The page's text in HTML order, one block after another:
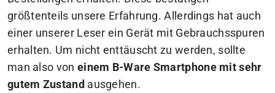
größtenteils unsere Erfahrung. Allerdings hat auch
einer unserer Leser ein Gerät mit Gebrauchsspuren
erhalten. Um nicht enttäuscht zu werden, sollte
man also von einem B-Ware Smartphone mit sehr
gutem Zustand ausgehen.